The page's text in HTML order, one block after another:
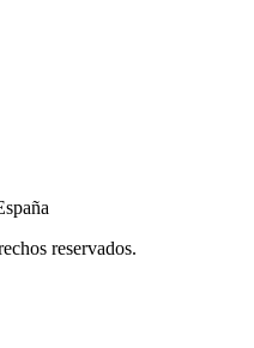
reservados.